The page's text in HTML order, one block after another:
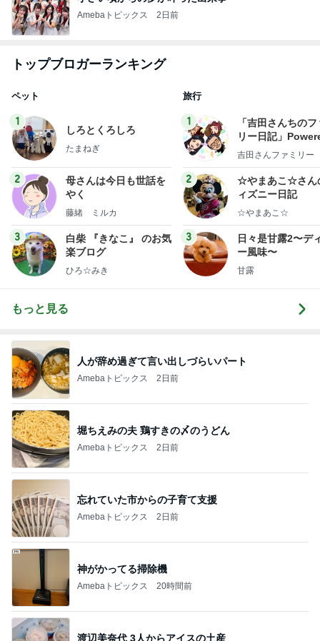
Amebaトピックス 2日前
トップブロガーランキング
ペット
1
しろとくろしろ
たまねぎ
2
母さんは今日も世話を
やく
藤緒 ミルカ
3
白柴 『きなこ』 のお気
楽ブログ
ひろ☆みき
旅行
1
「吉田さんちの
リー日記」
y Ameba 吉田さ
ログ
吉田さんファミリー
2
☆やまあこ☆さん
ィズニー日記
☆やまあこ☆
3
日々是甘露2〜デ
ー風味〜
甘露
もっと見る
人が辞め過ぎて言い出しづらいパート
Amebaトピックス 2日前
堀ちえみの夫 鶏すきの〆のうどん
Amebaトピックス 2日前
忘れていた市からの子育て支援
Amebaトピックス 2日前
神がかってる掃除機
Amebaトピックス 20時間前
渡辺美奈代 3人からアイスの土産